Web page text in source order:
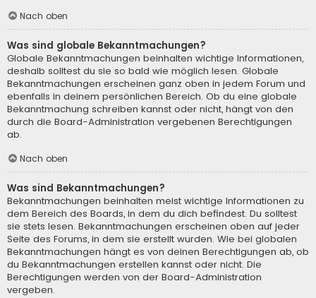
Nach oben
Was sind globale Bekanntmachungen?
Globale Bekanntmachungen beinhalten wichtige Informationen,
deshalb solltest du sie so bald wie möglich lesen. Globale
Bekanntmachungen erscheinen ganz oben in jedem Forum und
ebenfalls in deinem persönlichen Bereich. Ob du eine globale
Bekanntmachung schreiben kannst oder nicht, hängt von den
durch die Board-Administration vergebenen Berechtigungen
ab.
Nach oben
Was sind Bekanntmachungen?
Bekanntmachungen beinhalten meist wichtige Informationen zu
dem Bereich des Boards, in dem du dich befindest. Du solltest
sie stets lesen. Bekanntmachungen erscheinen oben auf jeder
Seite des Forums, in dem sie erstellt wurden. Wie bei globalen
Bekanntmachungen hängt es von deinen Berechtigungen ab, ob
du Bekanntmachungen erstellen kannst oder nicht. Die
Berechtigungen werden von der Board-Administration
vergeben.